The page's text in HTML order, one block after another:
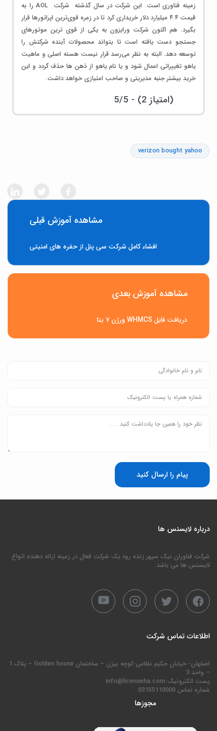
زمینه فناوری است. این شرکت در سال گذشته شرکت AOL را به
قیمت ۴.۴ میلیارد دلار خریداری کرد تا در زمره قوی‌ترین اپراتور‌ها قرار
بگیرد. هم اکنون شرکت ورایزون به یکی از قوی ترین موتورهای
جستجو دست یافته است تا بتواند محصولات آینده شرکتش را
توسعه دهد. البته به نظر می‌رسد قرار نیست هسته اصلی و ماهیت
یاهو تغییراتی اعمال شود و یا نام یاهو از ذهن ‌ها حذف گردد و این
خرید بیشتر جنبه مدیریتی و صاحب امتیازی خواهد داشت.
5/5 - (2 امتیاز)
verizon bought yahoo
مشاهده آموزش قبلی
افشاء کامل شرکت سی پنل از حفره های امنیتی
مشاهده آموزش بعدی
دریافت فایل WHMCS ورژن ۷ بتا
پیام را ارسال کنید
درباره لایسنس ها
شرکت فناوران نیک سپهر زنده رود یک شرکت فعال در زمینه ارائه دهنده انواع
لایسنس ها می باشد.
اطلاعات تماس شرکت
اصفهان- خیابان حکیم نظامی-کوچه بیژن – ساختمان Golden house – پلاک 1
– واحد 3
پست الکترونیک info@licenseha.com
شماره تماس 03155110000
مجوزها